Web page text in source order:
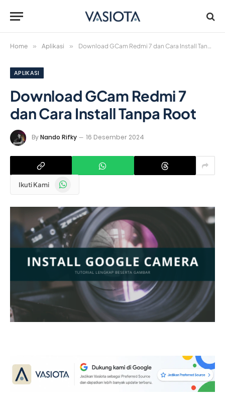
Home » Aplikasi » Download GCam Redmi 7 dan Cara Install Tanpa Root
APLIKASI
Download GCam Redmi 7
dan Cara Install Tanpa Root
ByNando Rifky 16 Desember 2024
Ikuti Kami WhatsApp